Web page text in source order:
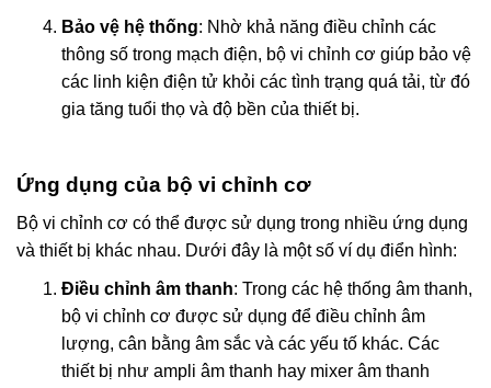
Bảo vệ hệ thống: Nhờ khả năng điều chỉnh các
thông số trong mạch điện, bộ vi chỉnh cơ giúp bảo vệ
các linh kiện điện tử khỏi các tình trạng quá tải, từ đó
gia tăng tuổi thọ và độ bền của thiết bị.
Ứng dụng của bộ vi chỉnh cơ
Bộ vi chỉnh cơ có thể được sử dụng trong nhiều ứng dụng
và thiết bị khác nhau. Dưới đây là một số ví dụ điển hình:
Điều chỉnh âm thanh: Trong các hệ thống âm thanh,
bộ vi chỉnh cơ được sử dụng để điều chỉnh âm
lượng, cân bằng âm sắc và các yếu tố khác. Các
thiết bị như ampli âm thanh hay mixer âm thanh